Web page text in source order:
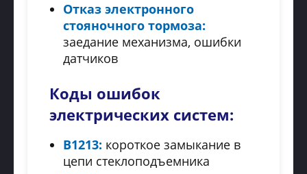
Отказ электронного
стояночного тормоза:
заедание механизма, ошибки
датчиков
Коды ошибок
электрических систем:
B1213: короткое замыкание в
цепи стеклоподъемника